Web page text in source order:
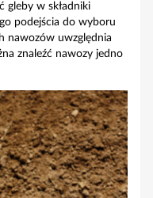
gleby w składniki
podejścia do wyboru
nawozów uwzględnia
znaleźć nawozy jedno